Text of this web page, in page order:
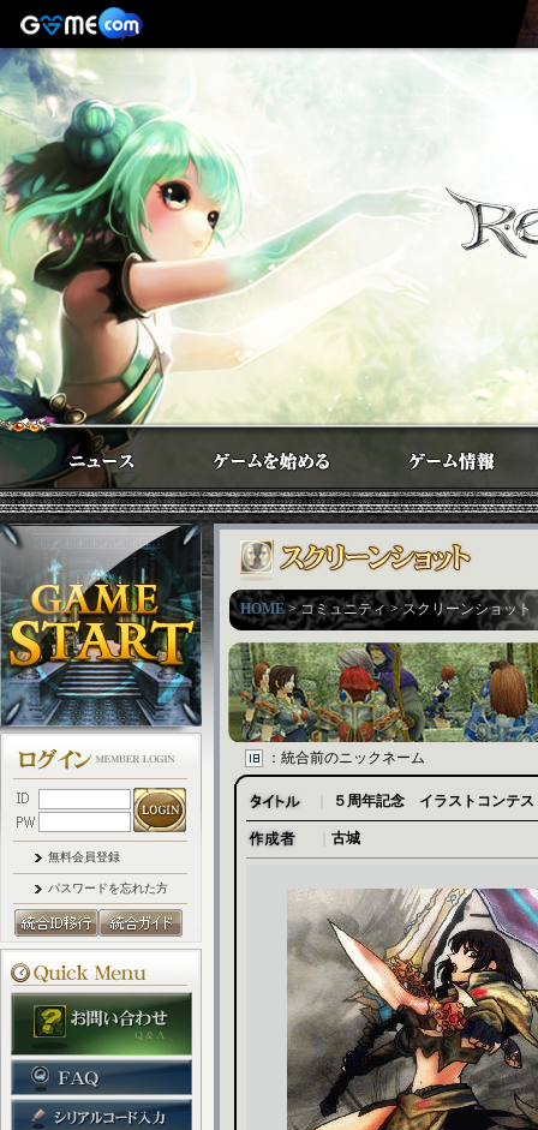
無料会員登録
パスワードを忘れた方
HOME> コミュニティ > スクリーンショット
：統合前のニックネーム
５周年記念 イラストコンテス
古城